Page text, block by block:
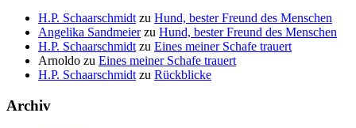
H.P. Schaarschmidt zu Hund, bester Freund des Menschen
Angelika Sandmeierzu Hund, bester Freund des Menschen
H.P. Schaarschmidt zu Eines meiner Schafe trauert
Arnoldo zu Eines meiner Schafe trauert
H.P. Schaarschmidt zu Rückblicke
Archiv